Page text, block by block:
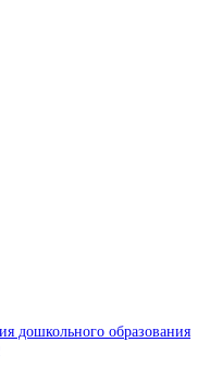
дошкольного образования